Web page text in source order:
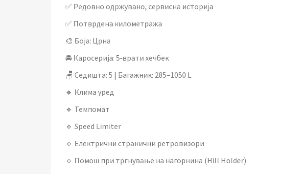
✅ Редовно одржувано, сервисна историја
✅ Потврдена километража
🎨 Боја: Црна
🚘 Каросерија: 5‑врати хечбек
🪑 Седишта: 5 | Багажник: 285–1050 L
🔹 Клима уред
🔹 Темпомат
🔹 Speed Limiter
🔹 Електрични странични ретровизори
🔹 Помош при тргнување на нагорнина (Hill Holder)